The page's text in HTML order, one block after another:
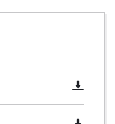
para